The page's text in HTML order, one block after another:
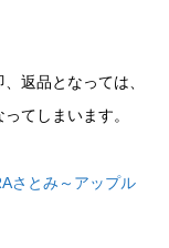
返品となっては、
てしまいます。
さとみ～アップル